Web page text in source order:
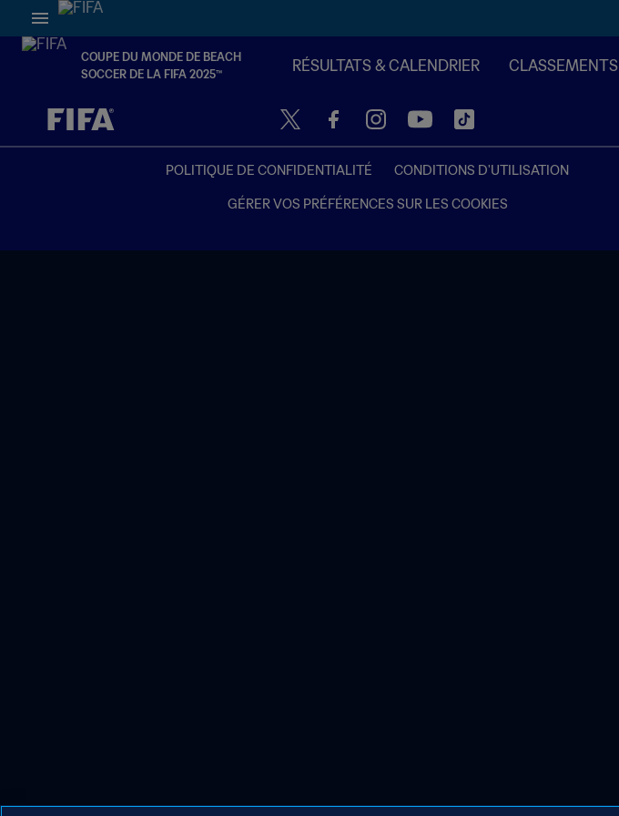
COUPE DU MONDE DE BEACH
SOCCER DE LA FIFA 2025™
RÉSULTATS & CALENDRIER CLASSEMENTS
à dét. – à dét.
POLITIQUE DE CONFIDENTIALITÉ CONDITIONS D'UTILISATION
GÉRER VOS PRÉFÉRENCES SUR LES COOKIES